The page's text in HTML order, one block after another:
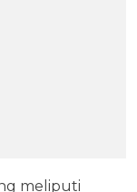
meliputi